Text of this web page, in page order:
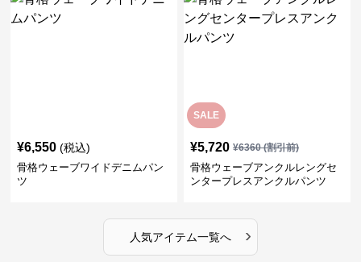
¥6,550 (税込)
骨格ウェーブワイドデニムパン
ツ
SALE
¥5,720 ¥6360(割引前)
骨格ウェーブアンクルレングセ
ンタープレスアンクルパンツ
人気アイテム一覧へ ›